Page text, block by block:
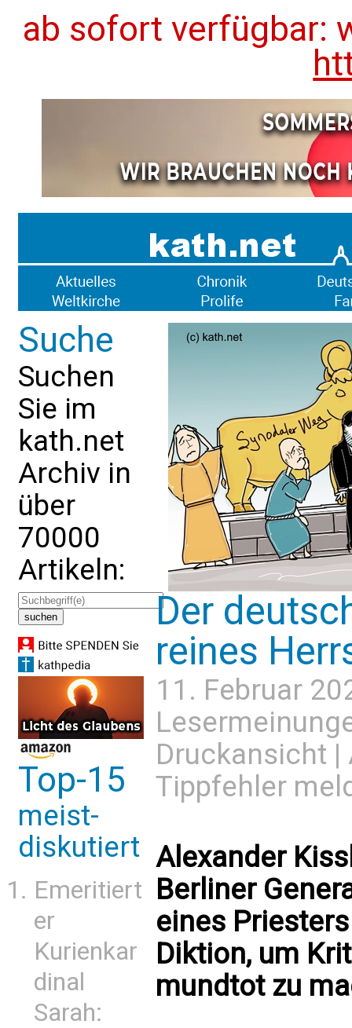
ab sofort verfügbar:
Suche
Suchen
Sie im
kath.net
Archiv in
über
70000
Artikeln:
Top-15
meist-
diskutiert
Emeritiert
er
Kurienkar
dinal
Sarah:
Der
reines
11. Februar
Druckansicht |
Tippfehler
Alexander
Berliner
eines
Diktion, um
mundtot zu